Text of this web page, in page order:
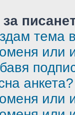
тема
или
анкета?
или